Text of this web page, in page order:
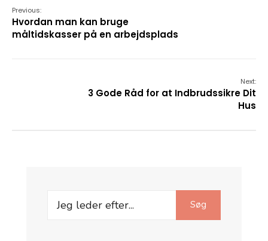
Previous:
Hvordan man kan bruge
måltidskasser på en arbejdsplads
Next:
3 Gode Råd for at Indbrudssikre Dit
Hus
Search
Søg